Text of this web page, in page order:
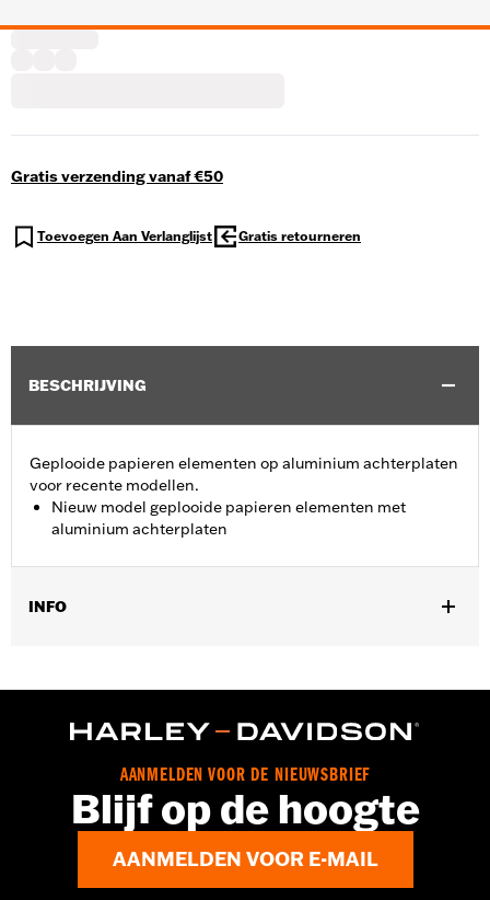
Gratis verzending vanaf €50
Toevoegen Aan Verlanglijst Gratis retourneren
BESCHRIJVING
Geplooide papieren elementen op aluminium achterplaten
voor recente modellen.
Nieuw model geplooide papieren elementen met
aluminium achterplaten
INFO
AANMELDEN VOOR DE NIEUWSBRIEF
Blijf op de hoogte
AANMELDEN VOOR E-MAIL